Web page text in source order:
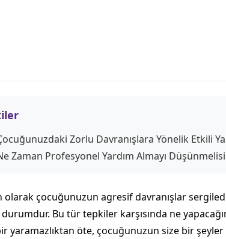
Zorlu Davranışlara Yönelik Etkili
Zaman Profesyonel Yardım Almayı
olarak çocuğunuzun agresif davranışlar
Bu tür tepkiler karşısında ne
yaramazlıktan öte, çocuğunuzun size bir şeyler